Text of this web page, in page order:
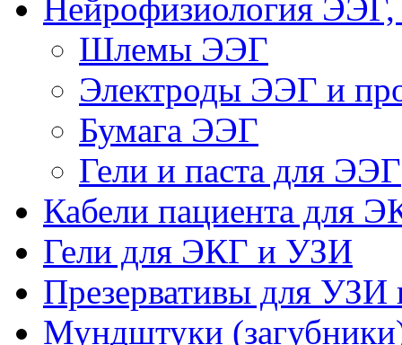
Нейрофизиология
Шлемы ЭЭГ
Электроды ЭЭГ и
Бумага ЭЭГ
Гели и паста для ЭЭГ
Кабели пациента для
Гели для ЭКГ и УЗИ
Презервативы для УЗИ
Мундштуки